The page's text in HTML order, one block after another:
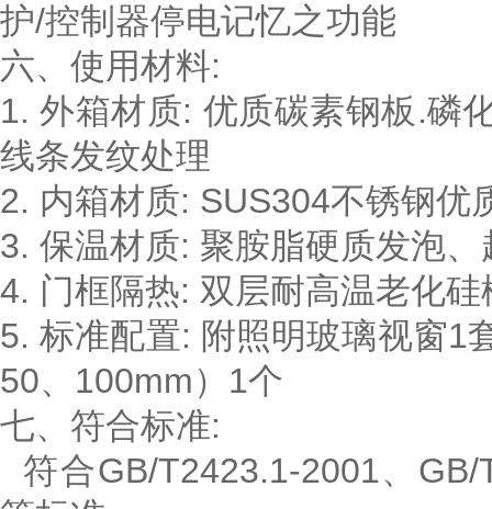
护/控制器停电记忆之功能
六、使用材料:
1. 外箱材质: 优质碳素钢板.磷
线条发纹处理
2. 内箱材质: SUS304不锈钢优
3. 保温材质: 聚胺脂硬质发泡
4. 门框隔热: 双层耐高温老化
5. 标准配置: 附照明玻璃视窗1
50、100mm）1个
七、符合标准:
符合GB/T2423.1-2001、